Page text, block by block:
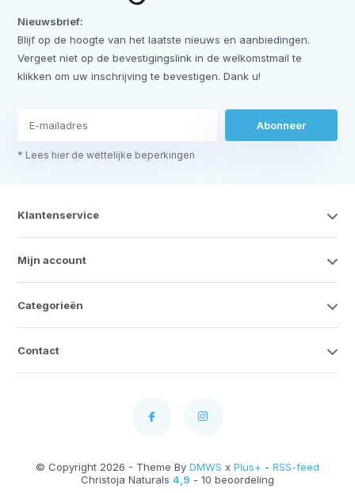
Nieuwsbrief:
Blijf op de hoogte van het laatste nieuws en aanbiedingen.
Vergeet niet op de bevestigingslink in de welkomstmail te
klikken om uw inschrijving te bevestigen. Dank u!
Abonneer
* Lees hier de wettelijke beperkingen
Klantenservice
Mijn account
Categorieën
Contact
© Copyright 2026 - Theme By DMWS x Plus+ - RSS-feed
Christoja Naturals 4,9 - 10 beoordeling